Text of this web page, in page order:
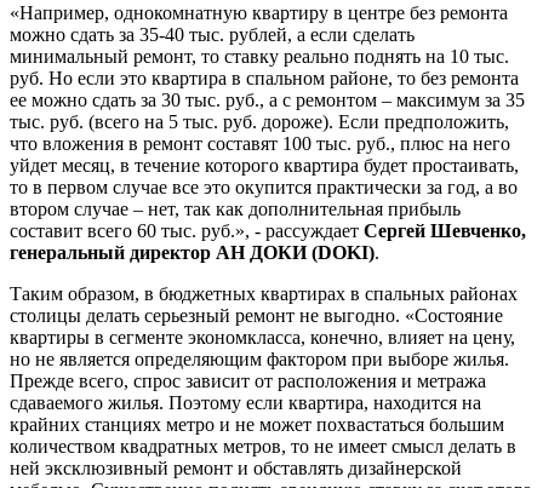
«Например, однокомнатную квартиру в центре без ремонта
можно сдать за 35-40 тыс. рублей, а если сделать
минимальный ремонт, то ставку реально поднять на 10 тыс.
руб. Но если это квартира в спальном районе, то без ремонта
ее можно сдать за 30 тыс. руб., а с ремонтом – максимум за 35
тыс. руб. (всего на 5 тыс. руб. дороже). Если предположить,
что вложения в ремонт составят 100 тыс. руб., плюс на него
уйдет месяц, в течение которого квартира будет простаивать,
то в первом случае все это окупится практически за год, а во
втором случае – нет, так как дополнительная прибыль
составит всего 60 тыс. руб.», - рассуждает Сергей Шевченко,
генеральный директор АН ДОКИ (DOKI).
Таким образом, в бюджетных квартирах в спальных районах
столицы делать серьезный ремонт не выгодно. «Состояние
квартиры в сегменте экономкласса, конечно, влияет на цену,
но не является определяющим фактором при выборе жилья.
Прежде всего, спрос зависит от расположения и метража
сдаваемого жилья. Поэтому если квартира, находится на
крайних станциях метро и не может похвастаться большим
количеством квадратных метров, то не имеет смысл делать в
ней эксклюзивный ремонт и обставлять дизайнерской